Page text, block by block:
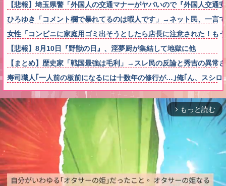
【悲報】埼玉県警「外国人の交通マナーがヤバいので『外国人交通
ひろゆき「コメント欄で暴れてるのは暇人です」→ネット民、一言
女性「コンビニに家庭用ゴミ出そうとしたら店長に注意された！も
【悲報】8月10日『野獣の日』、淫夢厨が集結して地獄に他
【まとめ】歴史家「戦国最強は毛利」→スレ民の反論と秀吉の異常
寿司職人｢一人前の板前になるには十数年の修行が…｣俺｢ん、スシ
arrow_forward_ios もっと読む